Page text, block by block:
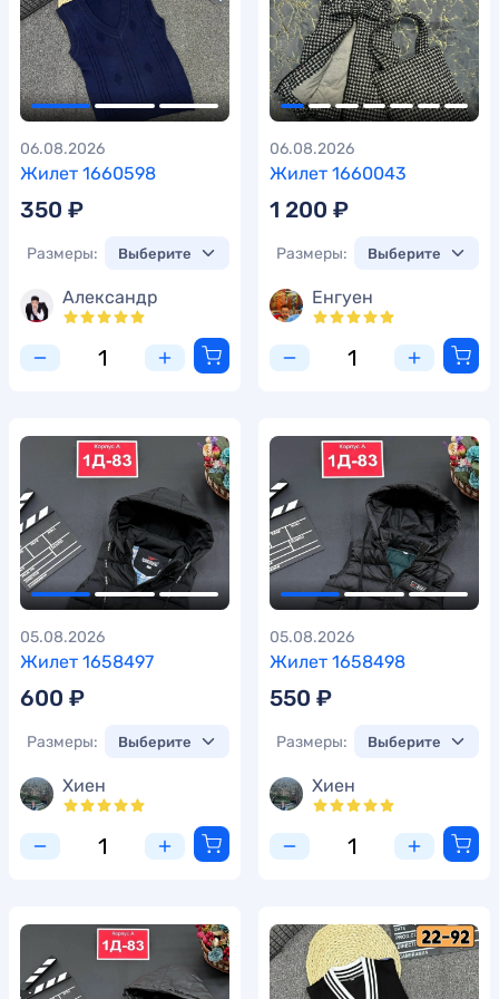
Жилет 1660598
06.08.2026
350 ₽
Размеры:
Александр
Жилет 1660043
06.08.2026
1 200 ₽
Размеры:
Енгуен
Жилет 1658497
05.08.2026
600 ₽
Размеры:
Хиен
Жилет 1658498
05.08.2026
550 ₽
Размеры:
Хиен